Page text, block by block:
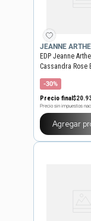
JEANNE
EDP Jeanne
Cassandra Rose
100 ml
-30%
Precio final$20.
Precio sin impuestos
Agregar